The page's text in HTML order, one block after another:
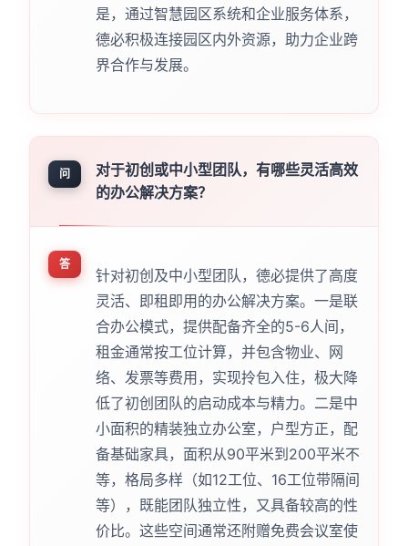
是，通过智慧园区系统和企业服务体系，
德必积极连接园区内外资源，助力企业跨
界合作与发展。
问
对于初创或中小型团队，有哪些灵活高效
的办公解决方案？
答
针对初创及中小型团队，德必提供了高度
灵活、即租即用的办公解决方案。一是联
合办公模式，提供配备齐全的5-6人间，
租金通常按工位计算，并包含物业、网
络、发票等费用，实现拎包入住，极大降
低了初创团队的启动成本与精力。二是中
小面积的精装独立办公室，户型方正，配
备基础家具，面积从90平米到200平米不
等，格局多样（如12工位、16工位带隔间
等），既能团队独立性，又具备较高的性
价比。这些空间通常还附赠免费会议室使